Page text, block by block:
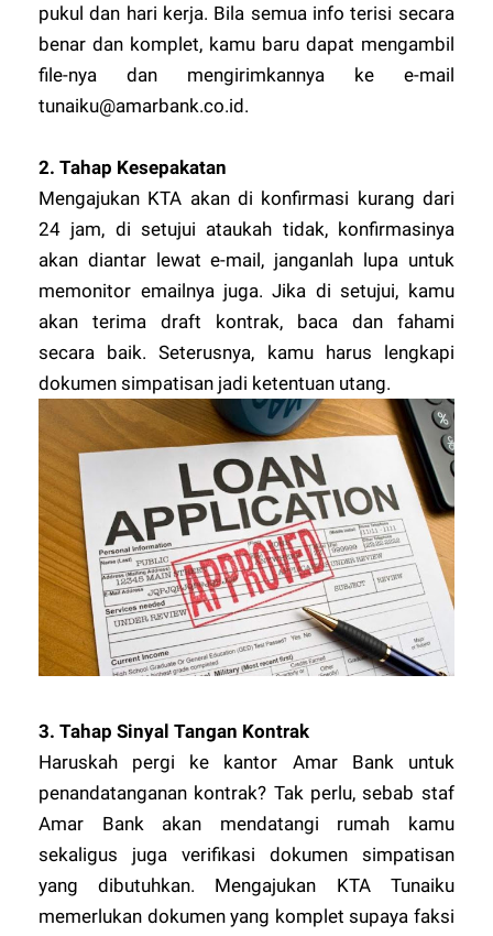
pukul dan hari kerja. Bila semua info terisi secara
benar dan komplet, kamu baru dapat mengambil
file-nya dan mengirimkannya ke e-mail
tunaiku@amarbank.co.id.
2. Tahap Kesepakatan
Mengajukan KTA akan di konfirmasi kurang dari
24 jam, di setujui ataukah tidak, konfirmasinya
akan diantar lewat e-mail, janganlah lupa untuk
memonitor emailnya juga. Jika di setujui, kamu
akan terima draft kontrak, baca dan fahami
secara baik. Seterusnya, kamu harus lengkapi
dokumen simpatisan jadi ketentuan utang.
3. Tahap Sinyal Tangan Kontrak
Haruskah pergi ke kantor Amar Bank untuk
penandatanganan kontrak? Tak perlu, sebab staf
Amar Bank akan mendatangi rumah kamu
sekaligus juga verifikasi dokumen simpatisan
yang dibutuhkan. Mengajukan KTA Tunaiku
memerlukan dokumen yang komplet supaya faksi